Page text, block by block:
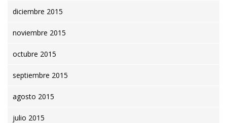
diciembre 2015
noviembre 2015
octubre 2015
septiembre 2015
agosto 2015
julio 2015